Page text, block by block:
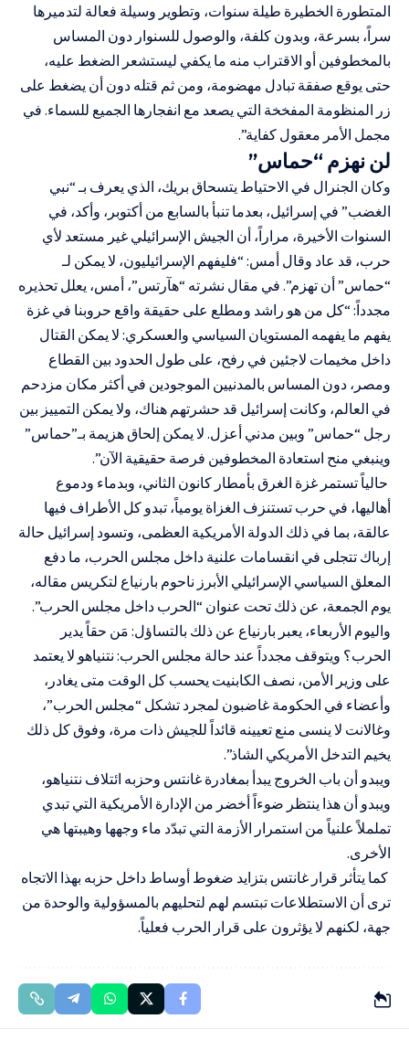
المتطورة الخطيرة طيلة سنوات، وتطوير وسيلة فعالة لتدميرها
سراً، بسرعة، وبدون كلفة، والوصول للسنوار دون المساس
بالمخطوفين أو الاقتراب منه ما يكفي ليستشعر الضغط عليه،
حتى يوقع صفقة تبادل مهضومة، ومن ثم قتله دون أن يضغط على
زر المنظومة المفخخة التي يصعد مع انفجارها الجميع للسماء. في
مجمل الأمر معقول كفاية”.
لن نهزم “حماس”
وكان الجنرال في الاحتياط يتسحاق بريك، الذي يعرف بـ “نبي
الغضب” في إسرائيل، بعدما تنبأ بالسابع من أكتوبر، وأكد، في
السنوات الأخيرة، مراراً، أن الجيش الإسرائيلي غير مستعد لأي
حرب، قد عاد وقال أمس: “فليفهم الإسرائيليون، لا يمكن لـ
“حماس” أن تهزم”. في مقال نشرته “هآرتس”، أمس، يعلل تحذيره
مجدداً: “كل من هو راشد ومطلع على حقيقة واقع حروبنا في غزة
يفهم ما يفهمه المستويان السياسي والعسكري: لا يمكن القتال
داخل مخيمات لاجئين في رفح، على طول الحدود بين القطاع
ومصر، دون المساس بالمدنيين الموجودين في أكثر مكان مزدحم
في العالم، وكانت إسرائيل قد حشرتهم هناك، ولا يمكن التمييز بين
رجل “حماس” وبين مدني أعزل. لا يمكن إلحاق هزيمة بـ”حماس”
وينبغي منح استعادة المخطوفين فرصة حقيقية الآن”.
حالياً تستمر غزة الغرق بأمطار كانون الثاني، وبدماء ودموع
أهاليها، في حرب تستنزف الغزاة يومياً، تبدو كل الأطراف فيها
عالقة، بما في ذلك الدولة الأمريكية العظمى، وتسود إسرائيل حالة
إرباك تتجلى في انقسامات علنية داخل مجلس الحرب، ما دفع
المعلق السياسي الإسرائيلي الأبرز ناحوم بارنياع لتكريس مقاله،
يوم الجمعة، عن ذلك تحت عنوان “الحرب داخل مجلس الحرب”.
واليوم الأربعاء، يعبر بارنياع عن ذلك بالتساؤل: مَن حقاً يدير
الحرب؟ ويتوقف مجدداً عند حالة مجلس الحرب: نتنياهو لا يعتمد
على وزير الأمن، نصف الكابنيت يحسب كل الوقت متى يغادر،
وأعضاء في الحكومة غاضبون لمجرد تشكل “مجلس الحرب”،
وغالانت لا ينسى منع تعيينه قائداً للجيش ذات مرة، وفوق كل ذلك
يخيم التدخل الأمريكي الشاذ”.
ويبدو أن باب الخروج يبدأ بمغادرة غانتس وحزبه ائتلاف نتنياهو،
ويبدو أن هذا ينتظر ضوءاً أخضر من الإدارة الأمريكية التي تبدي
تململاً علنياً من استمرار الأزمة التي تبدّد ماء وجهها وهيبتها هي
الأخرى.
كما يتأثر قرار غانتس بتزايد ضغوط أوساط داخل حزبه بهذا الاتجاه
ترى أن الاستطلاعات تبتسم لهم لتحليهم بالمسؤولية والوحدة من
جهة، لكنهم لا يؤثرون على قرار الحرب فعلياً.